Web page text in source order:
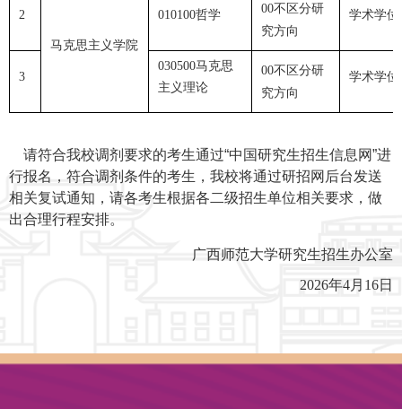
2
马克思主义学院
010100哲学
00不区分研
究方向
学术学位
3
030500马克思
主义理论
00不区分研
究方向
学术学位
请符合我校调剂要求的考生通过“中国研究生招生信息网”进
行报名，符合调剂条件的考生，我校将通过研招网后台发送
相关复试通知，请各考生根据各二级招生单位相关要求，做
出合理行程安排。
广西师范大学研究生招生办公室
2026年4月16日